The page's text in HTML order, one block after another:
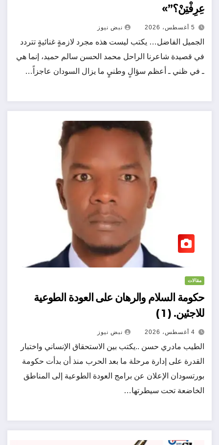
عِرِفْتِنْ؟”»
5 أغسطس، 2026 نبض نيوز
الجميل الفاضل… يكتب ليست هذه مجرد لازمةٍ غنائيةٍ تتردد
في قصيدة شاعرنا الراحل محمد الحسن سالم حميد، إنما هي
ـ في ظني ـ أعظم سؤالٍ وطنيٍ ما يزال السودان عاجزاً…
مقالات
حكومة السلام والرهان على العودة الطوعية
للاجئين. ( 1 )
4 أغسطس، 2026 نبض نيوز
الطيب مادري حسن ..يكتب بين الاستحقاق الإنساني واختبار
القدرة على إدارة مرحلة ما بعد الحرب منذ أن بدأت حكومة
بورتسودان الإعلان عن برامج العودة الطوعية إلى المناطق
الخاضعة تحت سيطرتها…